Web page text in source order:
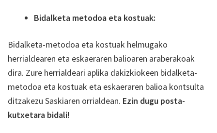
Bidalketa metodoa eta kostuak:
Bidalketa-metodoa eta kostuak helmugako
herrialdearen eta eskaeraren balioaren araberakoak
dira. Zure herrialdeari aplika dakizkiokeen bidalketa-
metodoa eta kostuak eta eskaeraren balioa kontsulta
ditzakezu Saskiaren orrialdean. Ezin dugu posta-
kutxetara bidali!